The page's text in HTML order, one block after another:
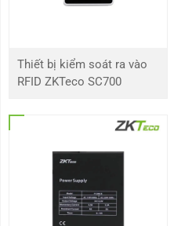
Tốc độ thông lượng
Trọng lượng
Trọng lượng bao bì
Thiết bị kiểm soát ra vào
RFID ZKTeco SC700